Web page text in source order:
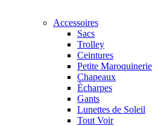
Accessoires
Sacs
Trolley
Ceintures
Petite Maroquinerie
Chapeaux
Ècharpes
Gants
Lunettes de Soleil
Tout Voir